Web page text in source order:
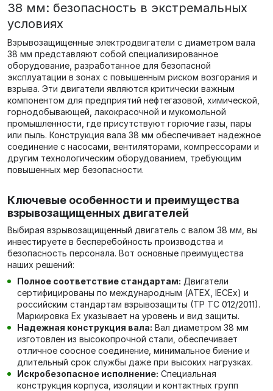
38 мм: безопасность в экстремальных
условиях
Взрывозащищенные электродвигатели с диаметром вала
38 мм представляют собой специализированное
оборудование, разработанное для безопасной
эксплуатации в зонах с повышенным риском возгорания и
взрыва. Эти двигатели являются критически важным
компонентом для предприятий нефтегазовой, химической,
горнодобывающей, лакокрасочной и мукомольной
промышленности, где присутствуют горючие газы, пары
или пыль. Конструкция вала 38 мм обеспечивает надежное
соединение с насосами, вентиляторами, компрессорами и
другим технологическим оборудованием, требующим
повышенных мер безопасности.
Ключевые особенности и преимущества
взрывозащищенных двигателей
Выбирая взрывозащищенный двигатель с валом 38 мм, вы
инвестируете в бесперебойность производства и
безопасность персонала. Вот основные преимущества
наших решений:
Полное соответствие стандартам: Двигатели
сертифицированы по международным (ATEX, IECEx) и
российским стандартам взрывозащиты (ТР ТС 012/2011).
Маркировка Ex указывает на уровень и вид защиты.
Надежная конструкция вала: Вал диаметром 38 мм
изготовлен из высокопрочной стали, обеспечивает
отличное соосное соединение, минимальное биение и
длительный срок службы даже при высоких нагрузках.
Искробезопасное исполнение: Специальная
конструкция корпуса, изоляции и контактных групп